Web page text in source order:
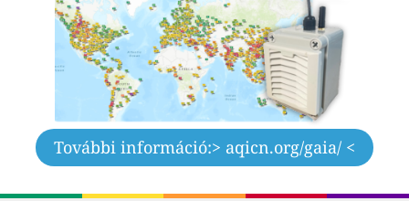
További információ:> aqicn.org/gaia/ <